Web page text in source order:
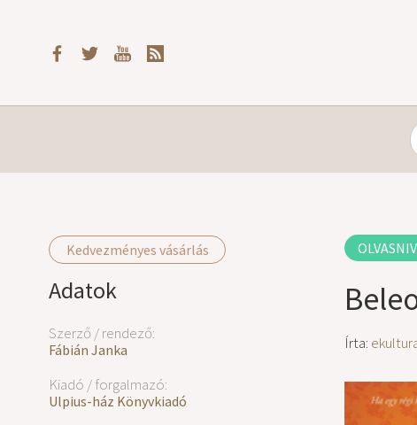
Kedvezményes vásárlás
Adatok
Szerző / rendező:
Fábián Janka
Kiadó / forgalmazó:
Ulpius-ház Könyvkiadó
Írta: